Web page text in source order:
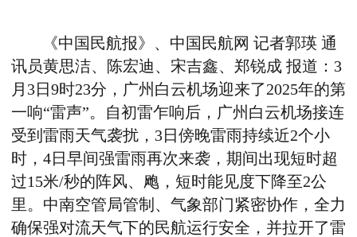
《中国民航报》、中国民航网 记者郭瑛 通
讯员黄思洁、陈宏迪、宋吉鑫、郑锐成 报道： 3
月 3日 9时23分，广州白云机场迎来了2025年的第
一响“雷声”。自初雷乍响后，广州白云机场接连
受到雷雨天气袭扰， 3日傍晚雷雨持续近2个小
时， 4日早间强雷雨再次来袭，期间出现短时超
过15米/秒的阵风、飑，短时能见度下降至2公
里。中南空管局管制、气象部门紧密协作，全力
确保强对流天气下的民航运行安全，并拉开了雷